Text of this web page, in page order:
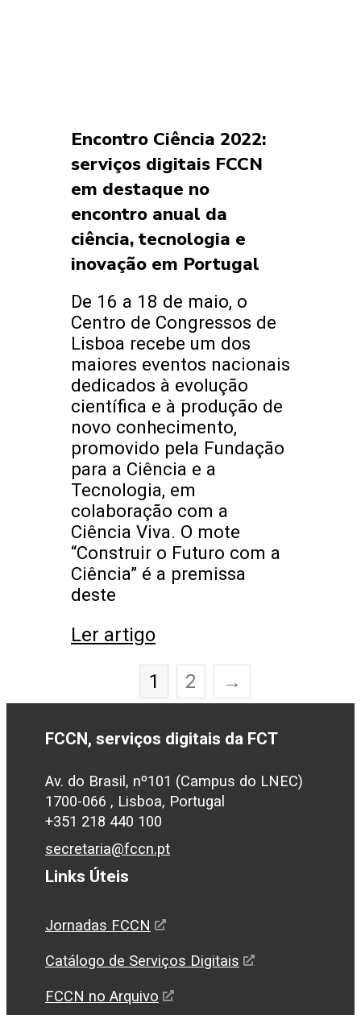
Encontro Ciência 2022:
serviços digitais FCCN
em destaque no
encontro anual da
ciência, tecnologia e
inovação em Portugal
De 16 a 18 de maio, o
Centro de Congressos de
Lisboa recebe um dos
maiores eventos nacionais
dedicados à evolução
científica e à produção de
novo conhecimento,
promovido pela Fundação
para a Ciência e a
Tecnologia, em
colaboração com a
Ciência Viva. O mote
“Construir o Futuro com a
Ciência” é a premissa
deste
Ler artigo
1 2 →
FCCN, serviços digitais da FCT
Av. do Brasil, nº101 (Campus do LNEC)
1700-066 , Lisboa, Portugal
+351 218 440 100
secretaria@fccn.pt
Links Úteis
Jornadas FCCN
Catálogo de Serviços Digitais
FCCN no Arquivo